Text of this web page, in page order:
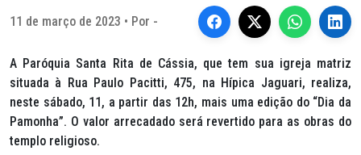
11 de março de 2023 • Por -
A Paróquia Santa Rita de Cássia, que tem sua igreja matriz
situada à Rua Paulo Pacitti, 475, na Hípica Jaguari, realiza,
neste sábado, 11, a partir das 12h, mais uma edição do “Dia da
Pamonha”. O valor arrecadado será revertido para as obras do
templo religioso.